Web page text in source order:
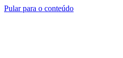
Pular para o conteúdo